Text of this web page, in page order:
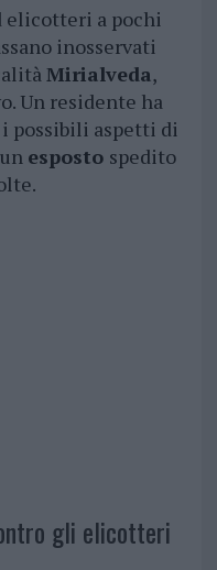
elicotteri a pochi
inosservati
Mirialveda,
Un residente ha
possibili aspetti di
esposto spedito
gli elicotteri